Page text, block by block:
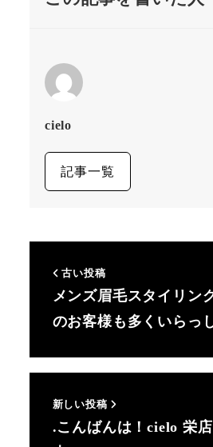
cielo
記事一覧
古い投稿
メンズ眉毛スタイリン
のお客様も多くいらっ
新しい投稿
.こんばんは！cielo 栄